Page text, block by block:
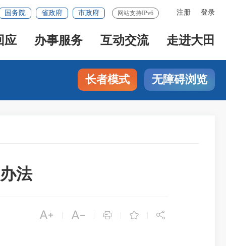
注册 登录
国务院 省政府 市政府 网站支持IPv6
应 办事服务 互动交流 走进大田
长者模式 无障碍浏览
法
    